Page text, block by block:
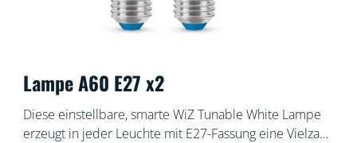
Lampe A60 E27 x2
Diese einstellbare, smarte WiZ Tunable White Lampe
erzeugt in jeder Leuchte mit E27-Fassung eine Vielzahl